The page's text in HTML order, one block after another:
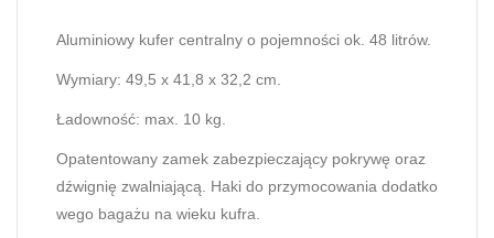
Aluminiowy kufer centralny o pojemności ok. 48 litrów.
Wymiary: 49,5 x 41,8 x 32,2 cm.
Ładowność: max. 10 kg.
Opatentowany zamek zabezpieczający pokrywę oraz
dźwignię zwalniającą. Haki do przymocowania dodatko
wego bagażu na wieku kufra.